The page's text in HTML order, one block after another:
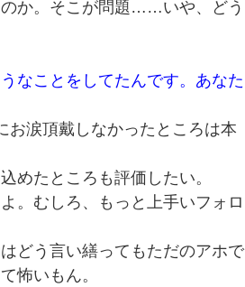
か。そこが問題……いや、どう
なことをしてたんです。あなた
お涙頂戴しなかったところは本
めたところも評価したい。
。むしろ、もっと上手いフォロ
どう言い繕ってもただのアホで
怖いもん。